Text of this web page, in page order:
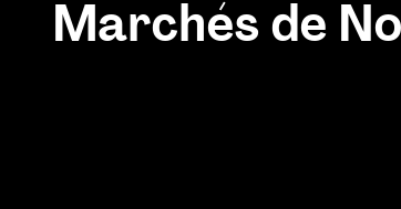
Marchés de